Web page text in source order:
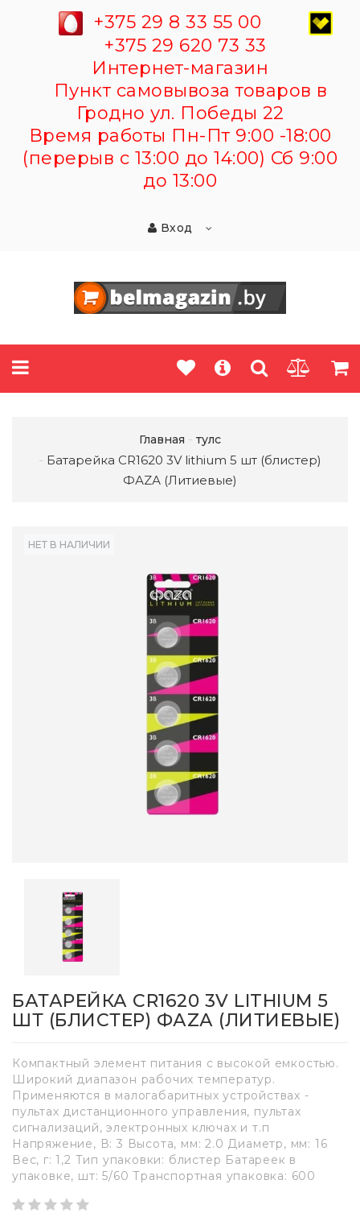
+375 29 8 33 55 00
+375 29 620 73 33
Интернет-магазин
Пункт самовывоза товаров в
Гродно ул. Победы 22
Время работы Пн-Пт 9:00 -18:00
(перерыв с 13:00 до 14:00) Сб 9:00
до 13:00
Вход
Главная тулс
Батарейка CR1620 3V lithium 5 шт (блистер)
ФАZА (Литиевые)
НЕТ В НАЛИЧИИ
БАТАРЕЙКА CR1620 3V LITHIUM 5
ШТ (БЛИСТЕР) ФАZА (ЛИТИЕВЫЕ)
Компактный элемент питания с высокой емкостью.
Широкий диапазон рабочих температур.
Применяются в малогабаритных устройствах -
пультах дистанционного управления, пультах
сигнализаций, электронных ключах и т.п
Напряжение, В: 3 Высота, мм: 2.0 Диаметр, мм: 16
Вес, г: 1,2 Тип упаковки: блистер Батареек в
упаковке, шт: 5/60 Транспортная упаковка: 600